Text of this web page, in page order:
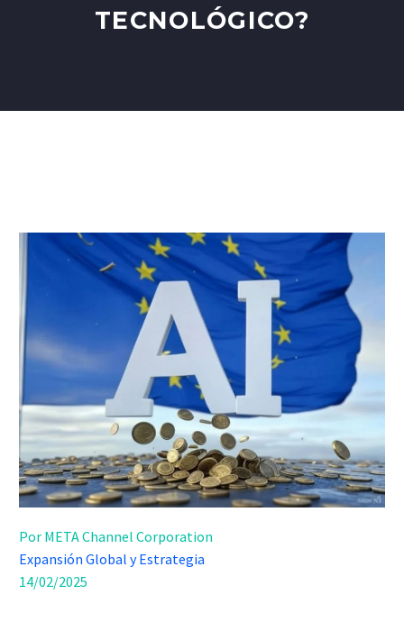
TECNOLÓGICO?
Por META Channel Corporation
Expansión Global y Estrategia
14/02/2025